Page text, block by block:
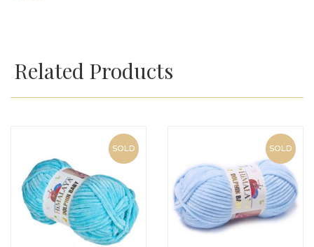
Related Products
SOLD SOLD